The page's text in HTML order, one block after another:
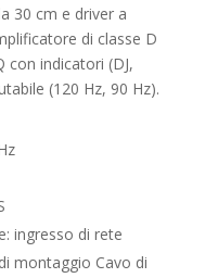
30 cm e driver a
di classe D
con indicatori (DJ,
(120 Hz, 90 Hz).
ingresso di rete
montaggio Cavo di